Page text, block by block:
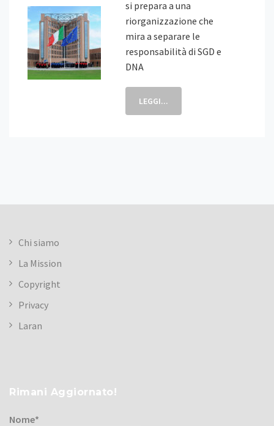
si prepara a una
riorganizzazione che
mira a separare le
responsabilità di SGD e
DNA
LEGGI...
Chi siamo
La Mission
Copyright
Privacy
Laran
Rimani Aggiornato!
Nome*